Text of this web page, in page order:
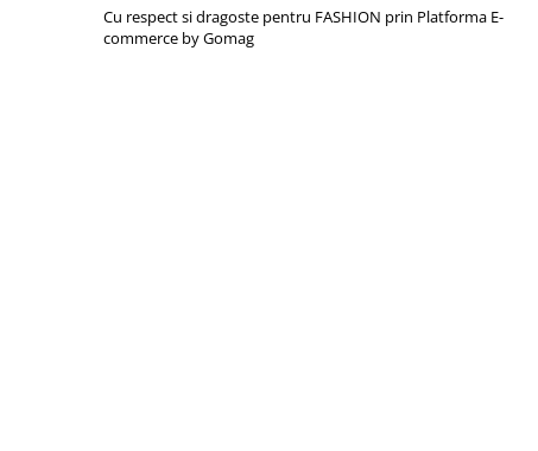
Cu respect si dragoste pentru FASHION prin Platforma E-
commerce by Gomag